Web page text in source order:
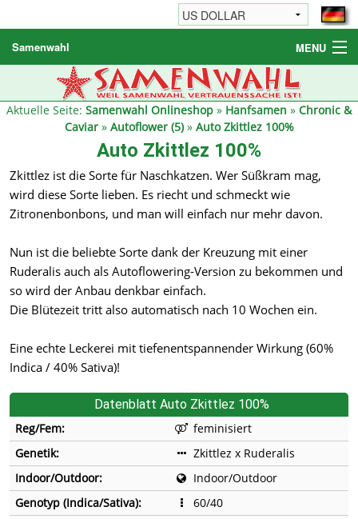
Samenwahl MENU
Hanfsamen
Weitere Produkte
Reseller
Aktuelle Seite: Samenwahl Onlineshop » Hanfsamen » Chronic &
Caviar» Autoflower (5)» Auto Zkittlez 100%
Auto Zkittlez 100%
Zkittlez ist die Sorte für Naschkatzen. Wer Süßkram mag,
wird diese Sorte lieben. Es riecht und schmeckt wie
Zitronenbonbons, und man will einfach nur mehr davon.
Nun ist die beliebte Sorte dank der Kreuzung mit einer
Ruderalis auch als Autoflowering-Version zu bekommen und
so wird der Anbau denkbar einfach.
Die Blütezeit tritt also automatisch nach 10 Wochen ein.
Eine echte Leckerei mit tiefenentspannender Wirkung (60%
Indica / 40% Sativa)!
Datenblatt Auto Zkittlez 100%
Reg/Fem:
feminisiert
Genetik:
Zkittlez x Ruderalis
Indoor/Outdoor:
Indoor/Outdoor
Genotyp (Indica/Sativa):
60/40